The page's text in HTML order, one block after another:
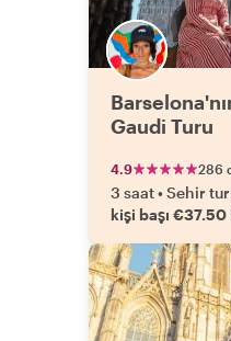
Gaudi Turu
4.9 286
3 saat•Sehir
kişi başı €37.50